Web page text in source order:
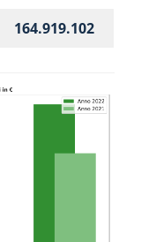
164.919.102